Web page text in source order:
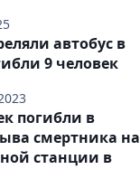
автобус в
9 человек
погибли в
смертника на
станции в